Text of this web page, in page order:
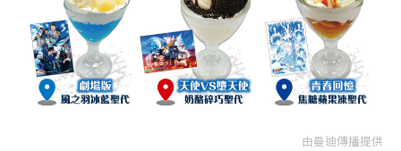
由曼迪傳播提供